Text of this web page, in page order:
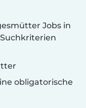
Jobs in
obligatorische